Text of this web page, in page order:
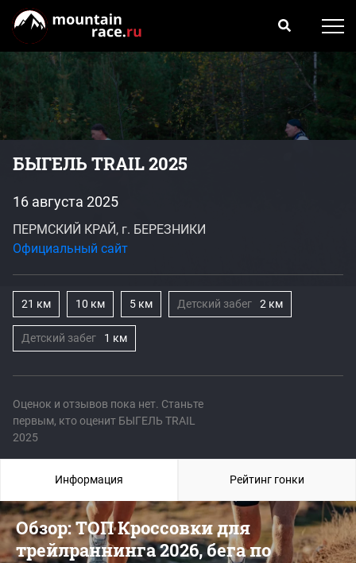
БЫГЕЛЬ TRAIL 2025
Оценок и отзывов пока нет. Станьте
первым, кто оценит БЫГЕЛЬ TRAIL
2025
16 августа 2025
ПЕРМСКИЙ КРАЙ, г. БЕРЕЗНИКИ
Официальный сайт
21 км 10 км 5 км Детский забег 2 км
Детский забег 1 км
Обзор: ТОП Кроссовки для
трейлраннинга 2026, бега по
Информация Рейтинг гонки